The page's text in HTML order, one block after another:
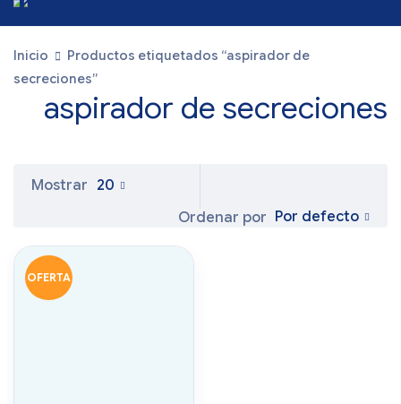
Inicio
Productos etiquetados “aspirador de
secreciones”
aspirador de secreciones
Ordenar por Por defecto
Mostrar 20
OFERTA